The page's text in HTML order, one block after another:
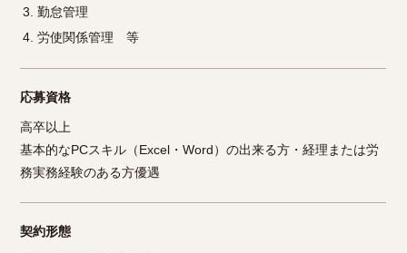
勤怠管理
労使関係管理 等
応募資格
高卒以上
基本的なPCスキル（Excel・Word）の出来る方・経理または労
務実務経験のある方優遇
契約形態